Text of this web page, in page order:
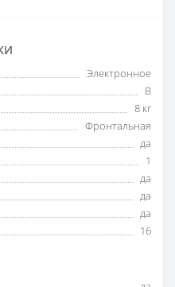
Электронное
B
8 кг
Фронтальная
да
1
да
да
да
16